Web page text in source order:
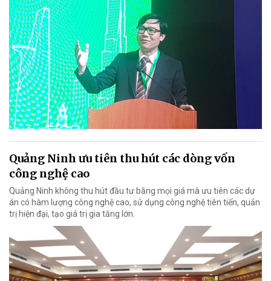
Quảng Ninh ưu tiên thu hút các dòng vốn
công nghệ cao
Quảng Ninh không thu hút đầu tư bằng mọi giá mà ưu tiên các dự
án có hàm lượng công nghệ cao, sử dụng công nghệ tiên tiến, quản
trị hiện đại, tạo giá trị gia tăng lớn.